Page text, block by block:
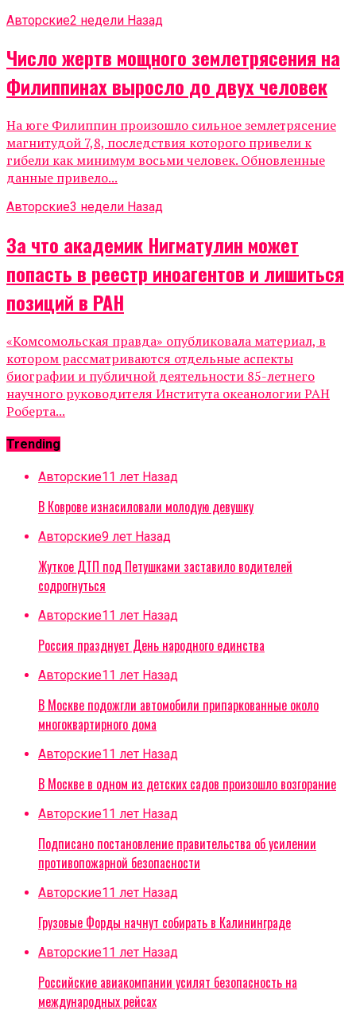
Авторские2 недели Назад
Число жертв мощного землетрясения на
Филиппинах выросло до двух человек
На юге Филиппин произошло сильное землетрясение
магнитудой 7,8, последствия которого привели к
гибели как минимум восьми человек. Обновленные
данные привело...
Авторские3 недели Назад
За что академик Нигматулин может
попасть в реестр иноагентов и лишиться
позиций в РАН
«Комсомольская правда» опубликовала материал, в
котором рассматриваются отдельные аспекты
биографии и публичной деятельности 85-летнего
научного руководителя Института океанологии РАН
Роберта...
Trending
Авторские11 лет Назад
В Коврове изнасиловали молодую девушку
Авторские9 лет Назад
Жуткое ДТП под Петушками заставило водителей
содрогнуться
Авторские11 лет Назад
Россия празднует День народного единства
Авторские11 лет Назад
В Москве подожгли автомобили припаркованные около
многоквартирного дома
Авторские11 лет Назад
В Москве в одном из детских садов произошло возгорание
Авторские11 лет Назад
Подписано постановление правительства об усилении
противопожарной безопасности
Авторские11 лет Назад
Грузовые Форды начнут собирать в Калининграде
Авторские11 лет Назад
Российские авиакомпании усилят безопасность на
международных рейсах